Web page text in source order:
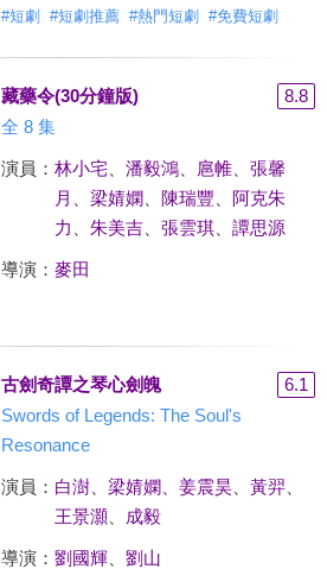
#短劇 #短劇推薦 #熱門短劇 #免費短劇
藏藥令(30分鐘版)
8.8
全 8 集
演員： 林小宅、 潘毅鴻、 扈帷、 張馨
月
梁婧嫻、 陳瑞豐
阿克朱
力
朱美吉、 張雲琪、 譚思源
導演： 麥田
古劍奇譚之琴心劍魄
6.1
Swords of Legends: The Soul's
Resonance
演員： 白澍、 梁婧嫻、 姜震昊、 黃羿、
王景灝、 成毅
導演： 劉國輝、 劉山